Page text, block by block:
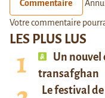
LES PLUS LUS
Un
transafghan
Le festival
Commentaire
Votre commentaire